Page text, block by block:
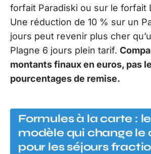
forfait Paradiski ou sur le forfait
Une réduction de 10 % sur un
jours peut revenir plus cher
Plagne 6 jours plein tarif.
montants finaux en euros, pas
pourcentages de remise.
Formules à la carte : le
modèle qui change le
pour les séjours